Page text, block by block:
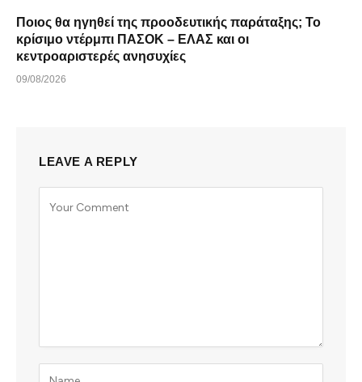
Ποιος θα ηγηθεί της προοδευτικής παράταξης; Το
κρίσιμο ντέρμπι ΠΑΣΟΚ – ΕΛΑΣ και οι
κεντροαριστερές ανησυχίες
09/08/2026
LEAVE A REPLY